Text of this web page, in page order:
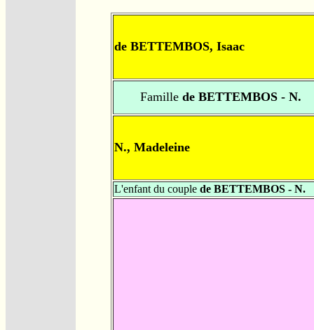
de BETTEMBOS, Isaac
Famillede BETTEMBOS - N.
N., Madeleine
L'enfant du couple de BETTEMBOS - N.